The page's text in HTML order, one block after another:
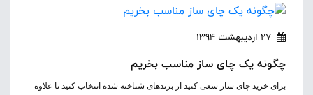
27 اردیبهشت 1394
چگونه یک چای ساز مناسب بخریم
برای خرید چای ساز سعی کنید از برندهای شناخته شده انتخاب کنید تا علاوه